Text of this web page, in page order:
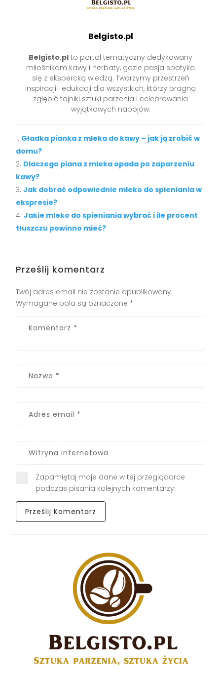
Belgisto.pl
Belgisto.pl to portal tematyczny dedykowany
miłośnikom kawy i herbaty, gdzie pasja spotyka
się z ekspercką wiedzą. Tworzymy przestrzeń
inspiracji i edukacji dla wszystkich, którzy pragną
zgłębić tajniki sztuki parzenia i celebrowania
wyjątkowych napojów.
Gładka pianka z mleka do kawy – jak ją zrobić w
domu?
Dlaczego piana z mleka opada po zaparzeniu
kawy?
Jak dobrać odpowiednie mleko do spieniania w
ekspresie?
Jakie mleko do spieniania wybrać i ile procent
tłuszczu powinno mieć?
Prześlij komentarz
Twój adres email nie zostanie opublikowany.
Wymagane pola są oznaczone *
Zapamiętaj moje dane w tej przeglądarce
podczas pisania kolejnych komentarzy.